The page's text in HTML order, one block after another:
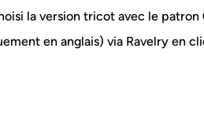
la version tricot avec le patron
en anglais) via Ravelry en